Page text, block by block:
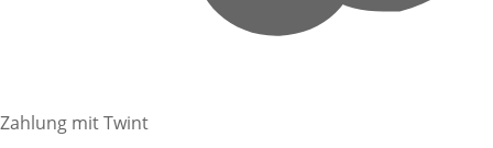
Zahlung mit Twint